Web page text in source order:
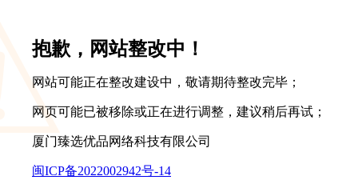
抱歉，网站整改中！
网站可能正在整改建设中，敬请期待整改完毕；
网页可能已被移除或正在进行调整，建议稍后再试；
厦门臻选优品网络科技有限公司
闽ICP备2022002942号-14